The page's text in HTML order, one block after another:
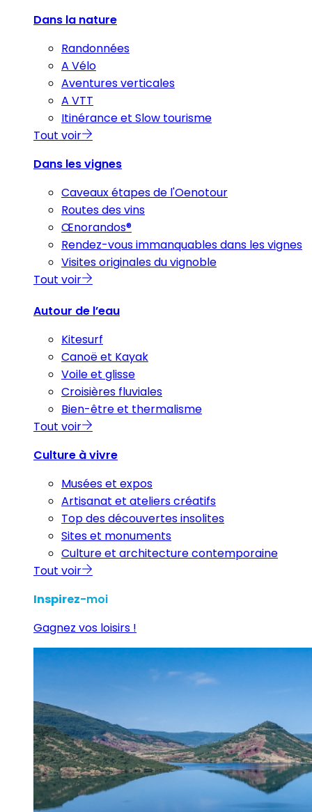
Dans la nature
Randonnées
A Vélo
Aventures verticales
A VTT
Itinérance et Slow tourisme
Tout voir
Dans les vignes
Caveaux étapes de l'Oenotour
Routes des vins
Œnorandos®
Rendez-vous immanquables dans les vignes
Visites originales du vignoble
Tout voir
Autour de l’eau
Kitesurf
Canoë et Kayak
Voile et glisse
Croisières fluviales
Bien-être et thermalisme
Tout voir
Culture à vivre
Musées et expos
Artisanat et ateliers créatifs
Top des découvertes insolites
Sites et monuments
Culture et architecture contemporaine
Tout voir
Inspirez-moi
Gagnez vos loisirs !